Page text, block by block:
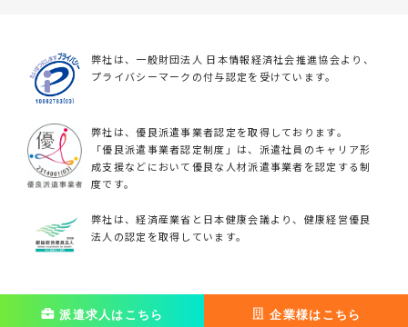
派遣求人はこちら 企業様はこちら
派遣求人はこちら 企業様はこちら
弊社は、一般財団法人 日本情報経済社会推進協会より、
プライバシーマークの付与認定を受けています。
弊社は、優良派遣事業者認定を取得しております。
「優良派遣事業者認定制度」は、派遣社員のキャリア形
成支援などにおいて優良な人材派遣事業者を認定する制
度です。
弊社は、経済産業省と日本健康会議より、健康経営優良
法人の認定を取得しています。